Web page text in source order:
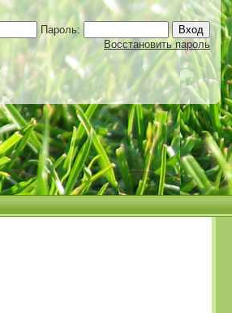
Пароль:
Восстановить пароль